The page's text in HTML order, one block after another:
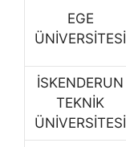
EGE
ÜNİVERSİTESİ
İSKENDERUN
TEKNİK
ÜNİVERSİTESİ